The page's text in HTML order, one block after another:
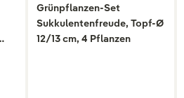
Grünpflanzen-Set
Sukkulentenfreude, Topf-Ø
12/13 cm, 4 Pflanzen